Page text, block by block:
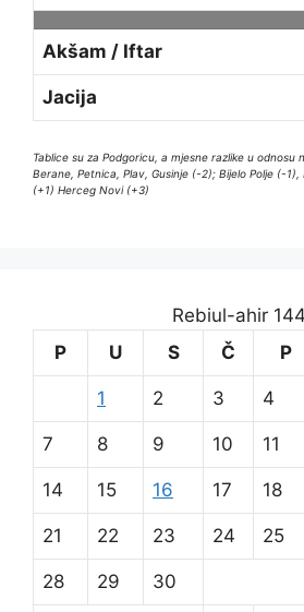
Akšam / Iftar
Jacija
Tablice su za Podgoricu, a mjesne razlike u odnosu
Berane, Petnica, Plav, Gusinje (-2); Bijelo Polje (-1),
(+1) Herceg Novi (+3)
Rebiul-ahir
P
U S Č P
1 2 3 4
7 8 9 10 11
14 15 16 17 18
21 22 23 24 25
28 29 30